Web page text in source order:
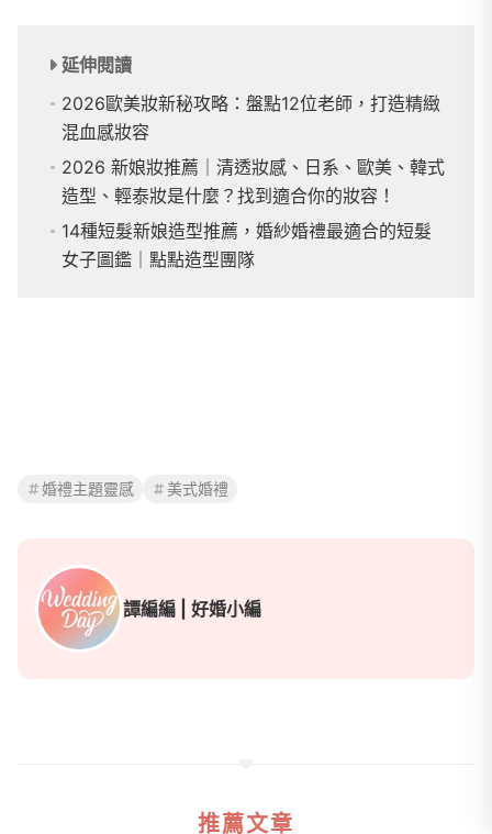
延伸閱讀
2026歐美妝新秘攻略：盤點12位老師，打造精緻
混血感妝容
2026 新娘妝推薦｜清透妝感、日系、歐美、韓式
造型、輕泰妝是什麼？找到適合你的妝容！
14種短髮新娘造型推薦，婚紗婚禮最適合的短髮
女子圖鑑｜點點造型團隊
婚禮主題靈感 美式婚禮
譚編編 | 好婚小編
推薦文章